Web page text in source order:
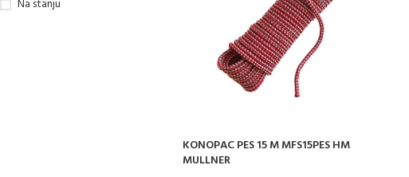
Na stanju
KONOPAC PES 15 M MFS15PES HM
MULLNER